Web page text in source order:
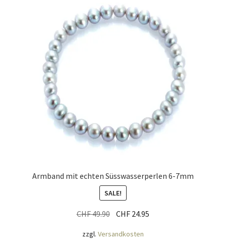
Armband mit echten Süsswasserperlen 6-7mm
SALE!
CHF49.90 Ursprünglicher
war:
CHF 24.95
zzgl. Versandkosten